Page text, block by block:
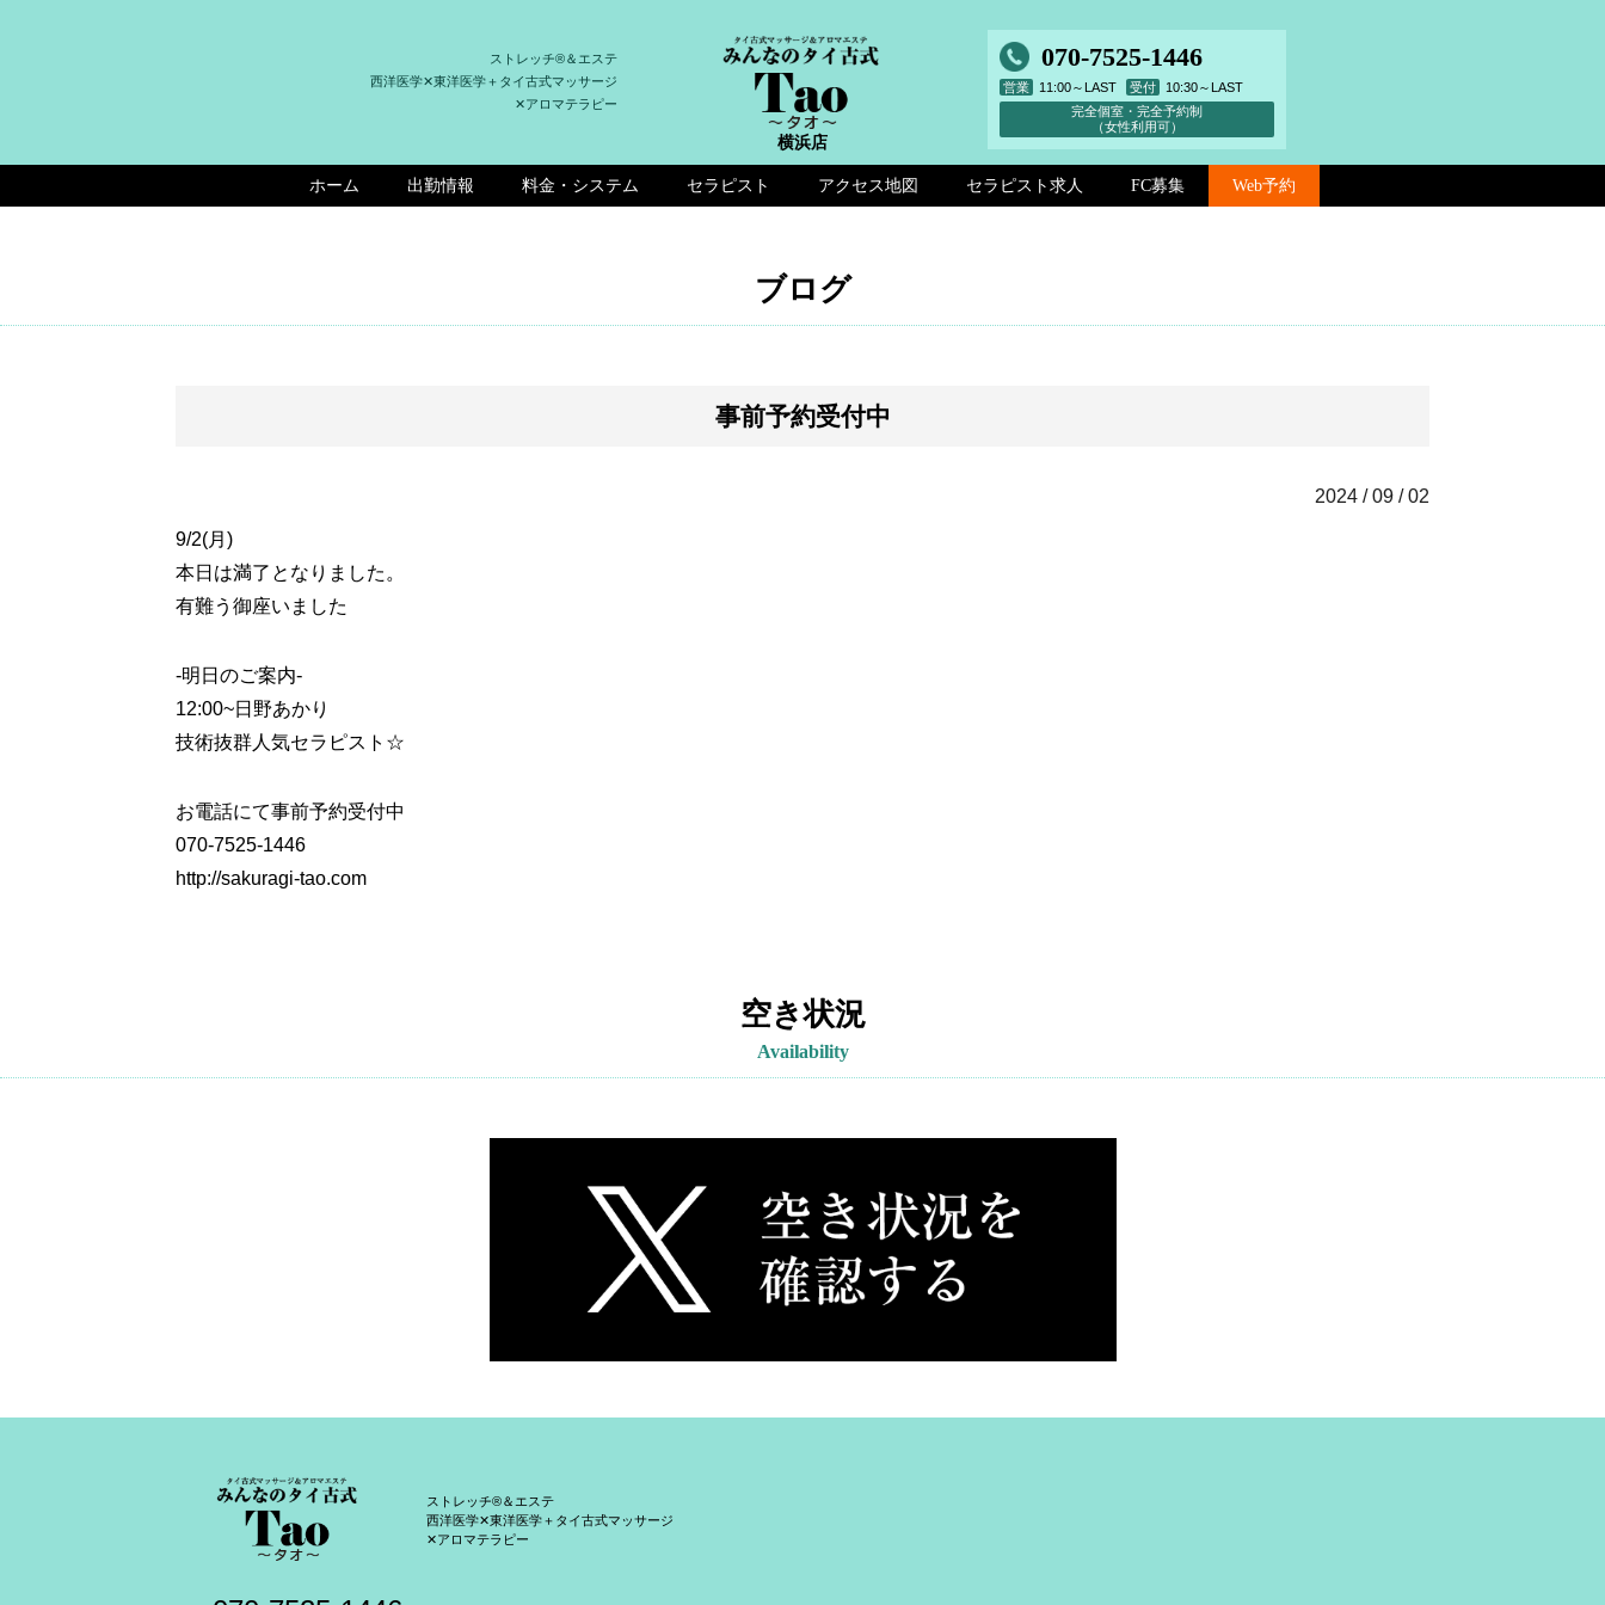
ストレッチ®＆エステ
西洋医学✕東洋医学＋タイ古式マッサージ
✕アロマテラピー
横浜店
070-7525-1446
営業 11:00～LAST 受付
10:30～LAST
完全個室・完全予約制
（女性利用可）
ホーム 出勤情報 料金・システム セラピスト アクセス地図 セラピスト求人 FC募集 Web予約
ブログ
事前予約受付中
2024 / 09 / 02
9/2(月)
本日は満了となりました。
有難う御座いました
-明日のご案内-
12:00~日野あかり
技術抜群人気セラピスト☆
お電話にて事前予約受付中
070-7525-1446
http://sakuragi-tao.com
空き状況
Availability
ストレッチ®＆エステ
西洋医学✕東洋医学＋タイ古式マッサージ
✕アロマテラピー